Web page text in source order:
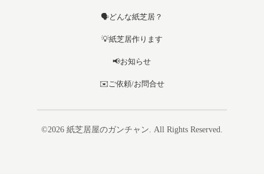
🗣️どんな紙芝居？
💡紙芝居作ります
📢お知らせ
✉️ご依頼/お問合せ
©2026 紙芝居屋のガンチャン. All Rights Reserved.